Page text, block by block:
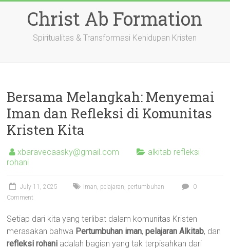
Christ Ab Formation
Spiritualitas & Transformasi Kehidupan Kristen
Bersama Melangkah: Menyemai
Iman dan Refleksi di Komunitas
Kristen Kita
xbaravecaasky@gmail.com
alkitab refleksi
rohani
July 11, 2025 iman, pelajaran, pertumbuhan
0
Comment
Setiap dari kita yang terlibat dalam komunitas Kristen
merasakan bahwa Pertumbuhan iman,pelajaran Alkitab, dan
refleksi rohani adalah bagian yang tak terpisahkan dari